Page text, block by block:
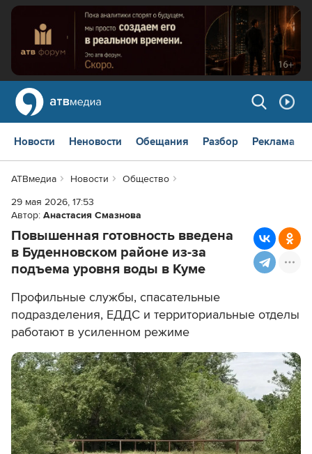
Новости Неновости Обещания Разбор Реклама
АТВмедиа Новости
Общество
29 мая 2026, 17:53
Автор: Анастасия Смазнова
Повышенная готовность введена
в Буденновском районе из-за
подъема уровня воды в Куме
Профильные службы, спасательные
подразделения, ЕДДС и территориальные отделы
работают в усиленном режиме